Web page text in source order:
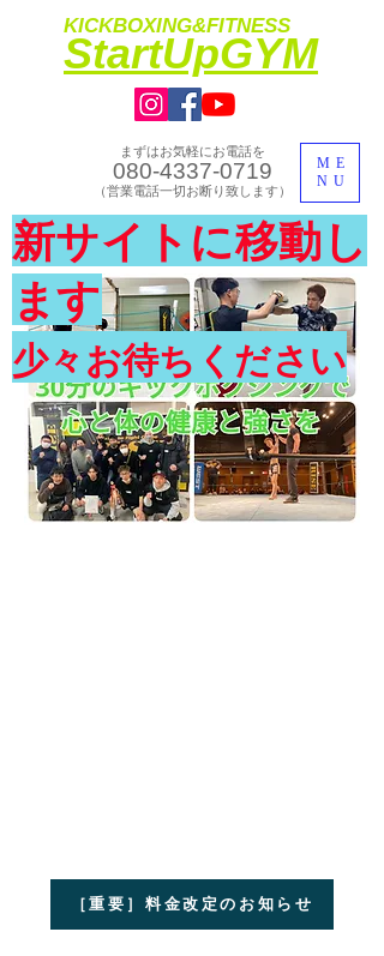
KICKBOXING&FITNESS
​StartUpGYM
ME
NU
まずはお気軽にお電話を
080-4337-0719
​（営業電話一切お断り致します）
​体験入会実施中
新サイトに移動し
ます
少々お待ちください
［重要］料金改定のお知らせ